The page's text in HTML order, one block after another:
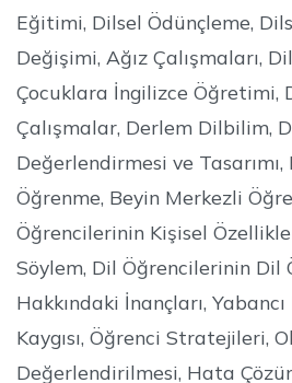
Eğitimi, Dilsel Ödünçleme,
Değişimi, Ağız Çalışmaları,
Çocuklara İngilizce Öğretimi,
Çalışmalar, Derlem Dilbilim,
Değerlendirmesi ve
Öğrenme, Beyin Merkezli
Öğrencilerinin Kişisel
Söylem, Dil Öğrencilerinin Dil
Hakkındaki İnançları,
Kaygısı, Öğrenci Stratejileri,
Değerlendirilmesi, Hata